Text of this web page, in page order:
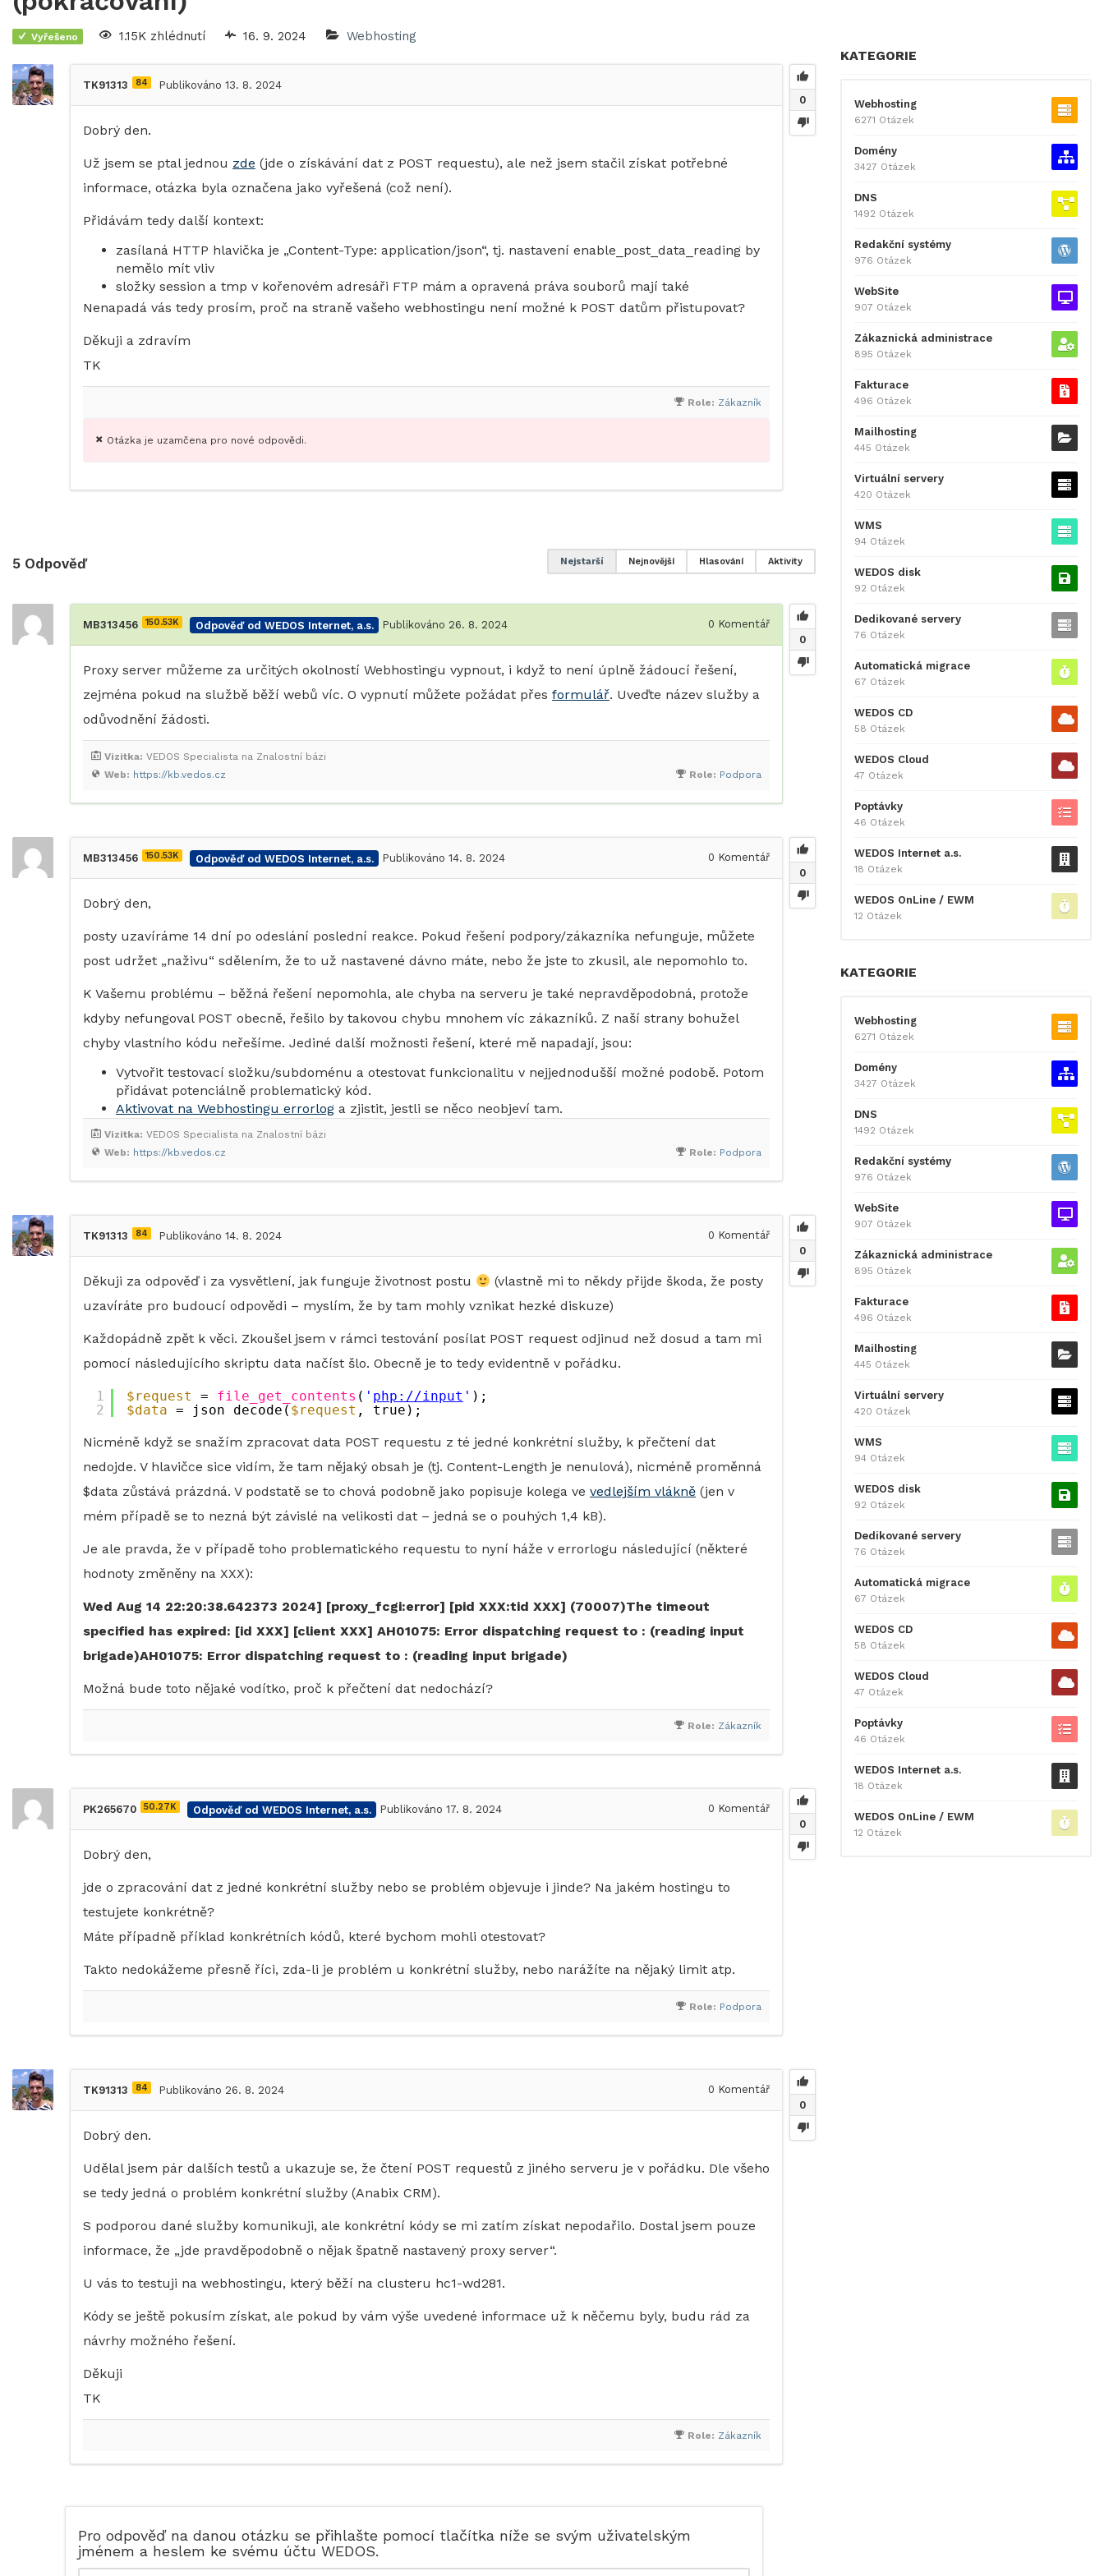
Vyřešeno 1.15K zhlédnutí 16. 9. 2024 Webhosting
0
TK91313 84 Publikováno 13. 8. 2024
Dobrý den.
Už jsem se ptal jednou zde (jde o získávání dat z POST requestu), ale než jsem stačil získat potřebné
informace, otázka byla označena jako vyřešená (což není).
Přidávám tedy další kontext:
zasílaná HTTP hlavička je „Content-Type: application/json“, tj. nastavení enable_post_data_reading by
nemělo mít vliv
složky session a tmp v kořenovém adresáři FTP mám a opravená práva souborů mají také
Nenapadá vás tedy prosím, proč na straně vašeho webhostingu není možné k POST datům přistupovat?
Děkuji a zdravím
TK
Role: Zákazník
Otázka je uzamčena pro nové odpovědi.
5 Odpověď Aktivity
Hlasování
Nejnovější
Nejstarší
0
MB313456 150.53K Odpověď od WEDOS Internet, a.s. Publikováno 26. 8. 2024 0 Komentář
Proxy server můžeme za určitých okolností Webhostingu vypnout, i když to není úplně žádoucí řešení,
zejména pokud na službě běží webů víc. O vypnutí můžete požádat přes formulář. Uveďte název služby a
odůvodnění žádosti.
Role: Podpora
Web: https://kb.vedos.cz
Vizitka: VEDOS Specialista na Znalostní bázi
0
MB313456 150.53K Odpověď od WEDOS Internet, a.s. Publikováno 14. 8. 2024 0 Komentář
Dobrý den,
posty uzavíráme 14 dní po odeslání poslední reakce. Pokud řešení podpory/zákazníka nefunguje, můžete
post udržet „naživu“ sdělením, že to už nastavené dávno máte, nebo že jste to zkusil, ale nepomohlo to.
K Vašemu problému – běžná řešení nepomohla, ale chyba na serveru je také nepravděpodobná, protože
kdyby nefungoval POST obecně, řešilo by takovou chybu mnohem víc zákazníků. Z naší strany bohužel
chyby vlastního kódu neřešíme. Jediné další možnosti řešení, které mě napadají, jsou:
Vytvořit testovací složku/subdoménu a otestovat funkcionalitu v nejjednodušší možné podobě. Potom
přidávat potenciálně problematický kód.
Aktivovat na Webhostingu errorlog a zjistit, jestli se něco neobjeví tam.
Role: Podpora
Web: https://kb.vedos.cz
Vizitka: VEDOS Specialista na Znalostní bázi
0
TK91313 84 Publikováno 14. 8. 2024 0 Komentář
Děkuji za odpověď i za vysvětlení, jak funguje životnost postu
(vlastně mi to někdy přijde škoda, že posty
uzavíráte pro budoucí odpovědi – myslím, že by tam mohly vznikat hezké diskuze)
Každopádně zpět k věci. Zkoušel jsem v rámci testování posílat POST request odjinud než dosud a tam mi
pomocí následujícího skriptu data načíst šlo. Obecně je to tedy evidentně v pořádku.
1
2
$request = file_get_contents ( ' php://input ' );
$data = json_decode( $request , true);
Nicméně když se snažím zpracovat data POST requestu z té jedné konkrétní služby, k přečtení dat
nedojde. V hlavičce sice vidím, že tam nějaký obsah je (tj. Content-Length je nenulová), nicméně proměnná
$data zůstává prázdná. V podstatě se to chová podobně jako popisuje kolega ve vedlejším vlákně (jen v
mém případě se to nezná být závislé na velikosti dat – jedná se o pouhých 1,4 kB).
Je ale pravda, že v případě toho problematického requestu to nyní háže v errorlogu následující (některé
hodnoty změněny na XXX):
Wed Aug 14 22:20:38.642373 2024] [proxy_fcgi:error] [pid XXX:tid XXX] (70007)The timeout
specified has expired: [id XXX] [client XXX] AH01075: Error dispatching request to : (reading input
brigade)AH01075: Error dispatching request to : (reading input brigade)
Možná bude toto nějaké vodítko, proč k přečtení dat nedochází?
Role: Zákazník
0
PK265670 50.27K Odpověď od WEDOS Internet, a.s. Publikováno 17. 8. 2024 0 Komentář
Dobrý den,
jde o zpracování dat z jedné konkrétní služby nebo se problém objevuje i jinde? Na jakém hostingu to
testujete konkrétně?
Máte případně příklad konkrétních kódů, které bychom mohli otestovat?
Takto nedokážeme přesně říci, zda-li je problém u konkrétní služby, nebo narážíte na nějaký limit atp.
Role: Podpora
0
TK91313 84 Publikováno 26. 8. 2024 0 Komentář
Dobrý den.
Udělal jsem pár dalších testů a ukazuje se, že čtení POST requestů z jiného serveru je v pořádku. Dle všeho
se tedy jedná o problém konkrétní služby (Anabix CRM).
S podporou dané služby komunikuji, ale konkrétní kódy se mi zatím získat nepodařilo. Dostal jsem pouze
informace, že „jde pravděpodobně o nějak špatně nastavený proxy server“.
U vás to testuji na webhostingu, který běží na clusteru hc1-wd281.
Kódy se ještě pokusím získat, ale pokud by vám výše uvedené informace už k něčemu byly, budu rád za
návrhy možného řešení.
Děkuji
TK
Role: Zákazník
Pro odpověď na danou otázku se přihlašte pomocí tlačítka níže se svým uživatelským
jménem a heslem ke svému účtu WEDOS.
KATEGORIE
Webhosting
6271 Otázek
Domény
3427 Otázek
DNS
1492 Otázek
Redakční systémy
976 Otázek
WebSite
907 Otázek
Zákaznická administrace
895 Otázek
Fakturace
496 Otázek
Mailhosting
445 Otázek
Virtuální servery
420 Otázek
WMS
94 Otázek
WEDOS disk
92 Otázek
Dedikované servery
76 Otázek
Automatická migrace
67 Otázek
WEDOS CD
58 Otázek
WEDOS Cloud
47 Otázek
Poptávky
46 Otázek
WEDOS Internet a.s.
18 Otázek
WEDOS OnLine / EWM
12 Otázek
KATEGORIE
Webhosting
6271 Otázek
Domény
3427 Otázek
DNS
1492 Otázek
Redakční systémy
976 Otázek
WebSite
907 Otázek
Zákaznická administrace
895 Otázek
Fakturace
496 Otázek
Mailhosting
445 Otázek
Virtuální servery
420 Otázek
WMS
94 Otázek
WEDOS disk
92 Otázek
Dedikované servery
76 Otázek
Automatická migrace
67 Otázek
WEDOS CD
58 Otázek
WEDOS Cloud
47 Otázek
Poptávky
46 Otázek
WEDOS Internet a.s.
18 Otázek
WEDOS OnLine / EWM
12 Otázek